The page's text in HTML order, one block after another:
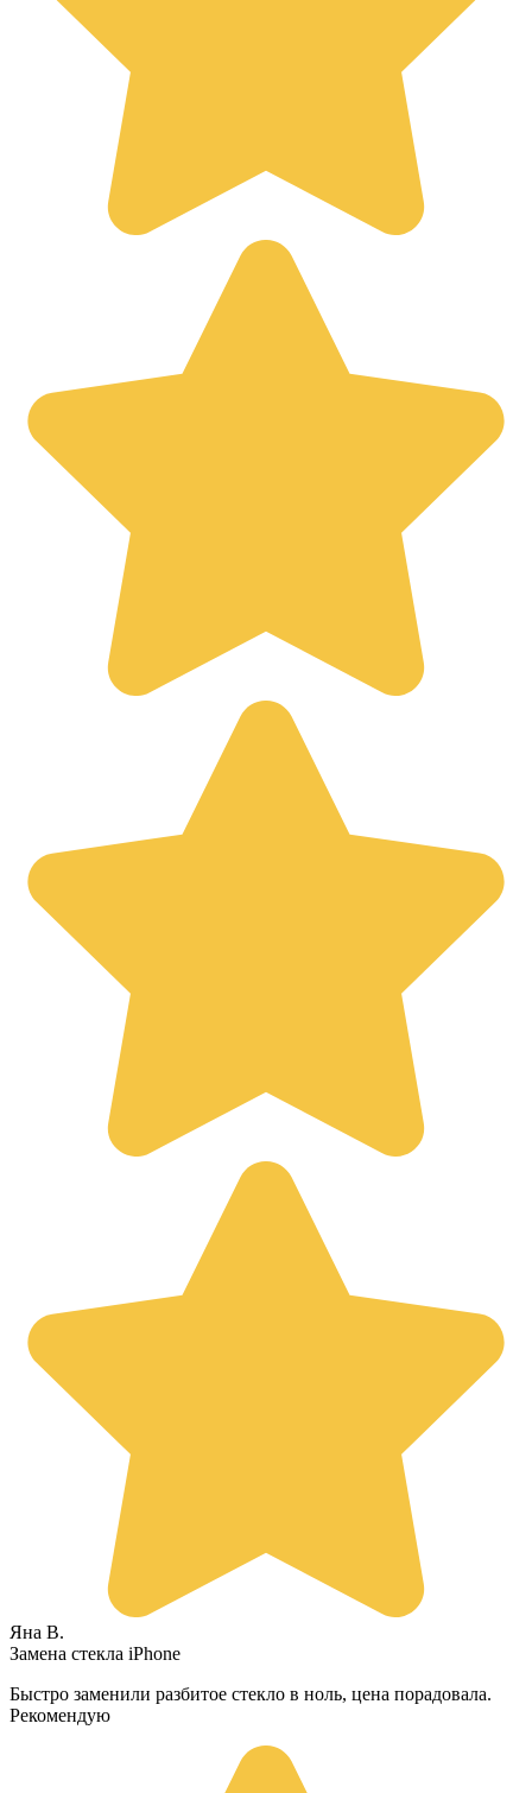
Яна В.
Замена стекла iPhone
Быстро заменили разбитое стекло в ноль, цена порадовала.
Рекомендую